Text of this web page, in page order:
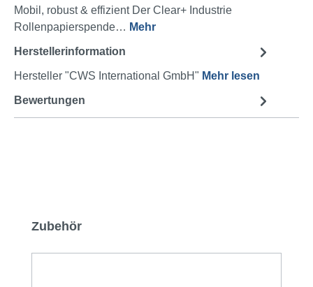
Mobil, robust & effizient Der Clear+ Industrie
Rollenpapierspende… Mehr
Herstellerinformation
Hersteller "CWS International GmbH" Mehr lesen
Bewertungen
Produktgalerie überspringen
Zubehör